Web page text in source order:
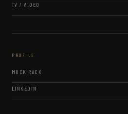
TV / VIDEO
PROFILE
MUCK RACK
LINKEDIN